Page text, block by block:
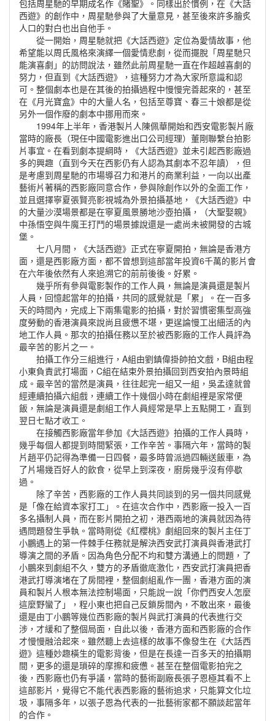
包括周星馳的早期成名作《賭聖》。同樣出於慣例，在《大話
西遊》的創作中，周星馳參與了大量意見，甚至後來許多膾炙
人口的對白也出自他手。
從一開始，周星馳就把《大話西遊》定位為愛情故事，他
希望能以周氏風格來演繹一個愛情悲劇，從而擺脫「周星馳只
能演喜劇」的訪問說法，雖然此前周星馳一直在作超越喜劇的
努力， 但直到《大話西遊》，這種努力才為大家所意識和認
可。整個劇本也是在其後的拍攝過程中慢慢完善起來的，甚至
在《月光寶盒》中的大量人名，包括至尊寶、春三十娘都是從
另外一個作廢的劇本中挪用而來。
1994年上半年，香港製片人陳佩華開始和西安電影製片廠
當時的廠長（現任中國電影進出口公司經理）董剛聯繫台拍影
片事宜。在看到劇本提綱時，《大話西遊》並未引起西影廠過
多的興趣（直到今天在西影仍有人認為其劇本不忍年讀），但
是考慮到周星馳的市場導召力和港片的商業利益，一向以出產
藝術片著稱的西影廠同意合作，參與除創作以外的全面工作，
並且選擇寧夏張賢亮影視城為外景拍攝基地，《大話西遊》中
的大量沙漠場景都是在寧夏風景勝地沙壺拍攝，（大聖娶親》
中孫悟空與牛魔王打鬥的場景據說還是一處尚未被開發的古城
堡。
七八月間，《大話西遊》正式在寧夏開拍，無論是香港方
面，還是西影廠方面，都不曾想到這部當年投資6千萬的影片會
在六年後依然有人來追溯它的前前後後。好累。
幾乎所有參與電影製作的工作人員，無論是演員還是製片
人員，回憶起當年的拍攝，共同的感覺就是「累」。在一百多
天的時間內，完成上下兩集電影的拍攝，對於習慣密集型高強
度勞動的香港演員來說尚且疲憊不堪，更逞論慢工出細活的內
地工作人員。那次的拍攝任務以至於被西影廠的工作人員評為
最辛苦的影片之一。
拍攝工作分三組進行，A組由劉鎮偉掛帥拍文戲，B組由程
小東負責武打場面，C組在結束外景拍攝回到西安拍內景時組
成。最辛苦的當然是演員，往往起完一組又一組，吳孟達就曾
經連續拍攝六組戲，連續工作十幾個小時在劇組裡是家常便
飯，無論是演員還是劇組工作人員經常是早上五點開工，直到
翌日七點才收工。
在接觸西影廠當年參加《大話西遊》拍攝的工作人員時，
幾乎每個人都提到時間緊張，工作辛苦。事隔六年，當時的製
片趙平仍記得為準備一日四餐，最多時曾派過四輛送飯車，為
了片場幾百好人的飲食，從早上到深夜，廚房幾乎沒有停歇
過。
除了辛苦，西影廠的工作人員共同談到的另一個共同感覺
是「像在給資本家打工」。在這次合作中，西影廠一投入一百
多名攝制人員，而在影片開拍之初，港西兩地的演員就因為待
遇問題發生爭執。當時剛從《紅櫻桃》劇組回來的製片主任丁
小鵬遇上的第一件棘手任務就是解決西安武打演員與香港武打
導演之間的矛盾。因為角色分配不均和雙方溝通上的問題，了
小鵬來到劇組不久，雙方的矛盾徹底激化，西安武打演員把香
港武打導演堵在了房間裡，整個劇組亂作一團，香港方面的演
員和製片人根本無法控制場面，只能說一說「你們西安人怎麼
這麼野蠻了」，程小東也把自己反鎖房間內，不敢出來，最後
還是由丁小鵬等幾位西影廠的製片與武打演員的代表進行交
涉，才緩和了整個局面，自此以後，香港方面和西影廠的合作
才慢慢融洽起來。雖然聽上去這樣的故事不像發生在《大話西
遊》這種妙趣橫生的電影背後，但是在長達一百多天的拍攝期
間，更多的還是瑣碎的摩擦和疲憊。甚至在整個電影拍完之
後，西影廠也仍有爭議，當時的藝術副廠長張子恩極其看不上
這部影片，覺得它不能代表西影廠的藝術追求，只能算文化垃
圾，事隔多年，以張子恩為代表的一批藝術家都不願談起當年
的合作。